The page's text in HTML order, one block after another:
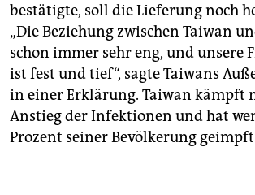
bestätigte, soll die Lieferung noch
„Die Beziehung zwischen Taiwan
schon immer sehr eng, und unsere
ist fest und tief“, sagte Taiwans
in einer Erklärung. Taiwan kämpft
Anstieg der Infektionen und hat
Prozent seiner Bevölkerung